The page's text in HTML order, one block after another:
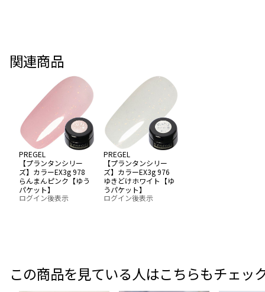
関連商品
PREGEL
【プランタンシリー
ズ】カラーEX3g 978
らんまんピンク【ゆう
パケット】
ログイン後表示
PREGEL
【プランタンシリー
ズ】カラーEX3g 976
ゆきどけホワイト【ゆ
うパケット】
ログイン後表示
この商品を見ている人はこちらもチェッ